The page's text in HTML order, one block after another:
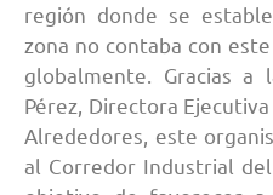
región donde se
zona no contaba con
globalmente. Gracias
Pérez, Directora
Alrededores, este
al Corredor Industrial